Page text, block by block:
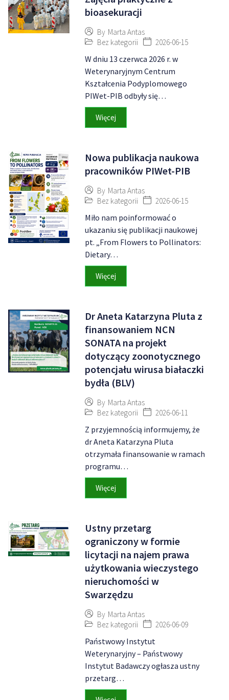
bioasekuracji
By Marta Antas
Bez kategorii
2026-06-15
W dniu 13 czerwca 2026 r. w
Weterynaryjnym Centrum
Kształcenia Podyplomowego
PIWet-PIB odbyły się…
Więcej
Nowa publikacja naukowa
pracowników PIWet-PIB
By Marta Antas
Bez kategorii
2026-06-15
Miło nam poinformować o
ukazaniu się publikacji naukowej
pt. „From Flowers to Pollinators:
Dietary…
Więcej
Dr Aneta Katarzyna Pluta z
finansowaniem NCN
SONATA na projekt
dotyczący zoonotycznego
potencjału wirusa białaczki
bydła (BLV)
By Marta Antas
Bez kategorii
2026-06-11
Z przyjemnością informujemy, że
dr Aneta Katarzyna Pluta
otrzymała finansowanie w ramach
programu…
Więcej
Ustny przetarg
ograniczony w formie
licytacji na najem prawa
użytkowania wieczystego
nieruchomości w
Swarzędzu
By Marta Antas
Bez kategorii
2026-06-09
Państwowy Instytut
Weterynaryjny – Państwowy
Instytut Badawczy ogłasza ustny
przetarg…